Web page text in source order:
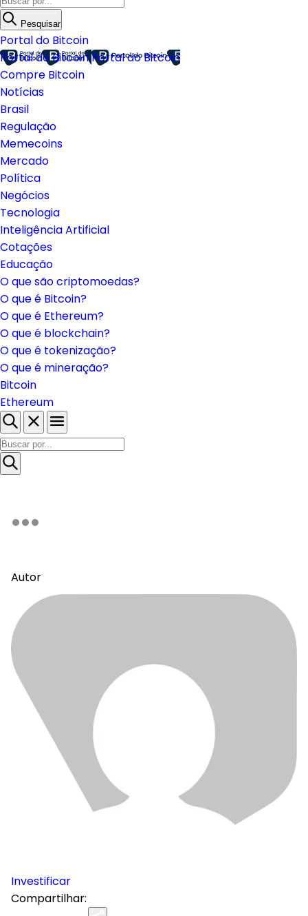
Pesquisar
Portal do Bitcoin
Portal do BitcoinPortal do Bitcoin
Compre Bitcoin
Notícias
Brasil
Regulação
Memecoins
Mercado
Política
Negócios
Tecnologia
Inteligência Artificial
Cotações
Educação
O que são criptomoedas?
O que é Bitcoin?
O que é Ethereum?
O que é blockchain?
O que é tokenização?
O que é mineração?
Bitcoin
Ethereum
Autor
Investificar
Compartilhar: